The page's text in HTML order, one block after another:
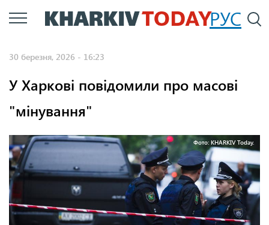
Перейти
до
РУС
30 березня, 2026 - 16:23
У Харкові повідомили про масові
"мінування"
Фото: KHARKIV Today.